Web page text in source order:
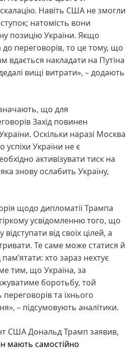
Навіть США не змогли
натомість вони
позицію України. Якщо
переговорів, то це тому, що
вдається накладати на Путіна
вищі витрати», – додають
що для
Захід повинен
Оскільки наразі Москва
України не є
активізувати тиск на
знову ослабить Україну,
щодо дипломатії Трампа
усвідомленню того, що
від своїх цілей, а
Те саме може статися й
хто зараз нехтує
тим, що Україна, за
боротьбу, той
та їхнього
– підсумовують аналітики.
США Дональд Трамп заявив,
мають самостійно